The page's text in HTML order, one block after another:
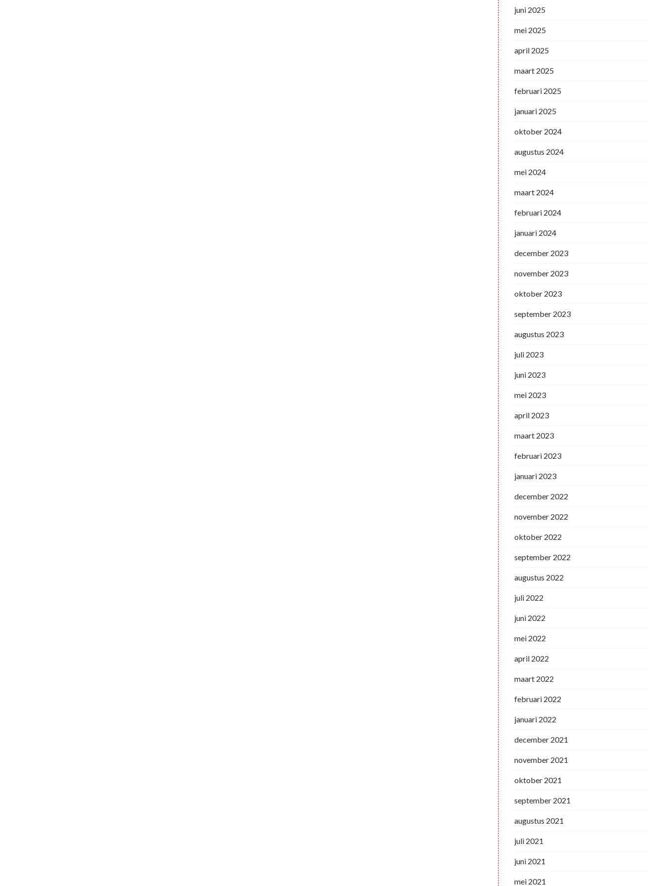
juni 2025
mei 2025
april 2025
maart 2025
februari 2025
januari 2025
oktober 2024
augustus 2024
mei 2024
maart 2024
februari 2024
januari 2024
december 2023
november 2023
oktober 2023
september 2023
augustus 2023
juli 2023
juni 2023
mei 2023
april 2023
maart 2023
februari 2023
januari 2023
december 2022
november 2022
oktober 2022
september 2022
augustus 2022
juli 2022
juni 2022
mei 2022
april 2022
maart 2022
februari 2022
januari 2022
december 2021
november 2021
oktober 2021
september 2021
augustus 2021
juli 2021
juni 2021
mei 2021